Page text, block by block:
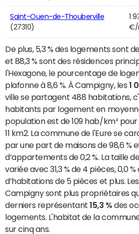
Saint-Ouen-de-Thouberville
(27310)
1
€/
De plus, 5,3 % des logements sont
et 88,3 % sont des résidences
l'Hexagone, le pourcentage de
plafonne à 8,6 %. À Campigny, les 1
ville se partagent 488 habitations,
habitants par logement en
population est de 109 hab/km²
11 km2. La commune de l'Eure se
par une part de maisons de 98,6 %
d’appartements de 0,2 %. La taille
variée avec 31,3 % de 4 pièces, 0,0
d’habitations de 5 pièces et plus.
Campigny sont plus propriétaires
derniers représentant15,3 % des
logements. L'habitat de la
sur cinq ans.